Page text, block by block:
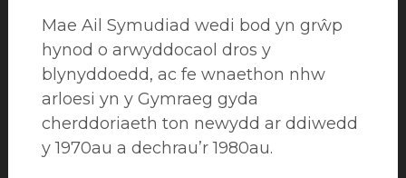
Mae Ail Symudiad wedi bod yn grŵp
hynod o arwyddocaol dros y
blynyddoedd, ac fe wnaethon nhw
arloesi yn y Gymraeg gyda
cherddoriaeth ton newydd ar ddiwedd
y 1970au a dechrau’r 1980au.